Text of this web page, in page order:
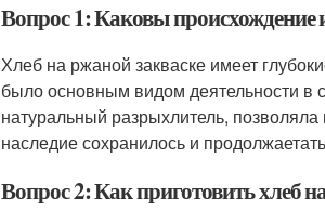
Вопрос 1: Каковы происхождение
Хлеб на ржаной закваске имеет
было основным видом деятельности в
натуральный разрыхлитель,
наследие сохранилось и
Вопрос 2: Как приготовить хлеб